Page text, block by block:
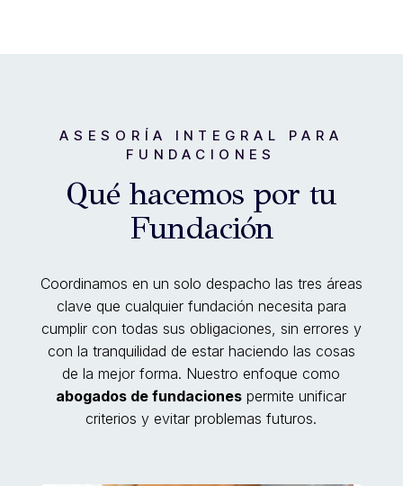
ASESORÍA INTEGRAL PARA
FUNDACIONES
Qué hacemos por tu
Fundación
Coordinamos en un solo despacho las tres áreas
clave que cualquier fundación necesita para
cumplir con todas sus obligaciones, sin errores y
con la tranquilidad de estar haciendo las cosas
de la mejor forma. Nuestro enfoque como
abogados de fundaciones permite unificar
criterios y evitar problemas futuros.